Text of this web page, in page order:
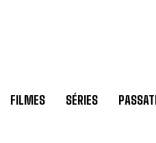
FILMES SÉRIES